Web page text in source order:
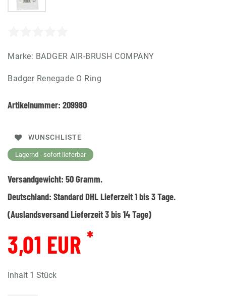
Marke: BADGER AIR-BRUSH COMPANY
Badger Renegade O Ring
Artikelnummer: 209980
WUNSCHLISTE
Lagernd - sofort lieferbar
Versandgewicht: 50Gramm.
Deutschland: Standard DHL Lieferzeit 1 bis 3 Tage.
(Auslandsversand Lieferzeit 3 bis 14 Tage)
3,01 EUR *
Inhalt 1 Stück